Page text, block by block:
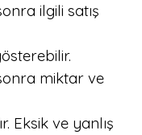
ilgili satış
miktar ve
Eksik ve yanlış